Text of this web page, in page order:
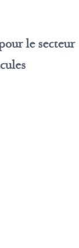
le secteur